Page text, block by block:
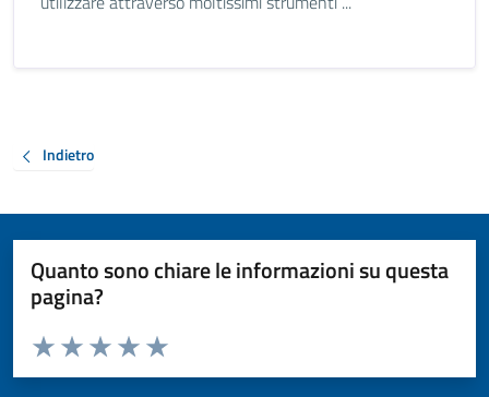
Indietro
Quanto sono chiare le informazioni su questa
pagina?
Valuta da 1 a 5 stelle la pagina
Valuta 5 stelle su 5
Valuta 4 stelle su 5
Valuta 3 stelle su 5
Valuta 2 stelle su 5
Valuta 1 stelle su 5